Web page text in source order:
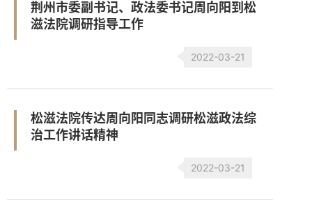
荆州市委副书记、政法委书记周向阳到松
滋法院调研指导工作
2022-03-21
松滋法院传达周向阳同志调研松滋政法综
治工作讲话精神
2022-03-21